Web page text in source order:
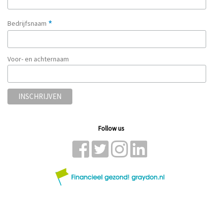
Bedrijfsnaam *
Voor- en achternaam
Follow us